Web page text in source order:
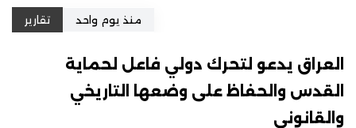
منذ يوم واحد تقارير
العراق يدعو لتحرك دولي فاعل لحماية
القدس والحفاظ على وضعها التاريخي
والقانوني